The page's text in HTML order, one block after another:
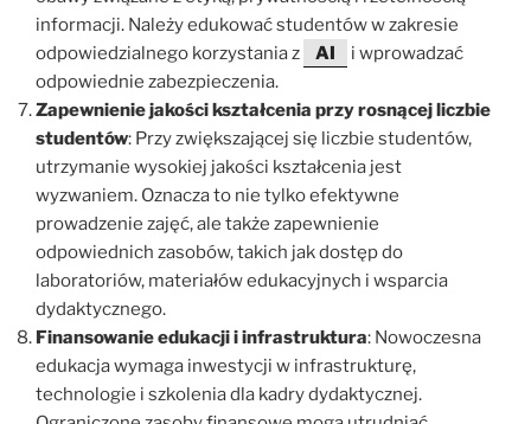
informacji. Należy edukować studentów w zakresie
odpowiedzialnego korzystania z
AI
i wprowadzać
odpowiednie zabezpieczenia.
Zapewnienie jakości kształcenia przy rosnącej liczbie
studentów: Przy zwiększającej się liczbie studentów,
utrzymanie wysokiej jakości kształcenia jest
wyzwaniem. Oznacza to nie tylko efektywne
prowadzenie zajęć, ale także zapewnienie
odpowiednich zasobów, takich jak dostęp do
laboratoriów, materiałów edukacyjnych i wsparcia
dydaktycznego.
Finansowanie edukacji i infrastruktura: Nowoczesna
edukacja wymaga inwestycji w infrastrukturę,
technologie i szkolenia dla kadry dydaktycznej.